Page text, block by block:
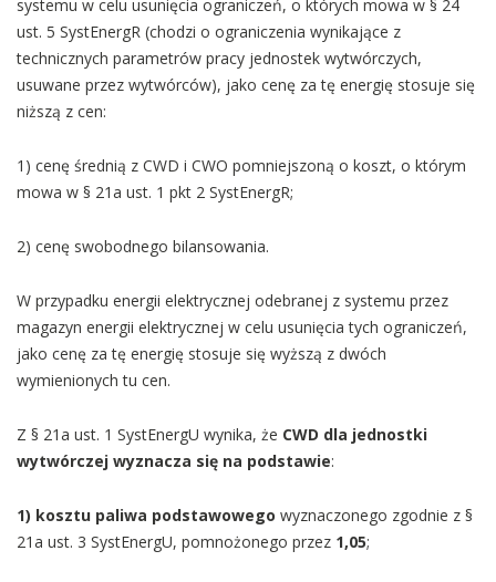
systemu w celu usunięcia ograniczeń, o których mowa w § 24
ust. 5 SystEnergR (chodzi o ograniczenia wynikające z
technicznych parametrów pracy jednostek wytwórczych,
usuwane przez wytwórców), jako cenę za tę energię stosuje się
niższą z cen:
1) cenę średnią z CWD i CWO pomniejszoną o koszt, o którym
mowa w § 21a ust. 1 pkt 2 SystEnergR;
2) cenę swobodnego bilansowania.
W przypadku energii elektrycznej odebranej z systemu przez
magazyn energii elektrycznej w celu usunięcia tych ograniczeń,
jako cenę za tę energię stosuje się wyższą z dwóch
wymienionych tu cen.
Z § 21a ust. 1 SystEnergU wynika, że CWD dla jednostki
wytwórczej wyznacza się na podstawie:
1) kosztu paliwa podstawowego wyznaczonego zgodnie z §
21a ust. 3 SystEnergU, pomnożonego przez 1,05;